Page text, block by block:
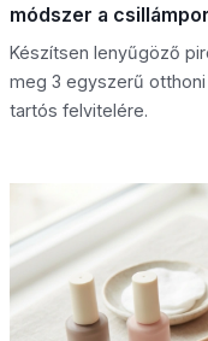
módszer a
Készítsen lenyűgöző
meg 3 egyszerű
tartós felvitelére.